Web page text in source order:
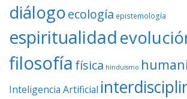
diálogoecología epistemología
espiritualidad
filosofía física hinduismo
Inteligencia Artificial